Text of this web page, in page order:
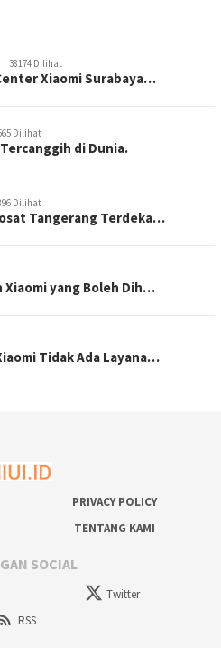
38174 Dilihat
Xiaomi Surabaya…
Dilihat
di Dunia.
Dilihat
Tangerang Terdeka…
Xiaomi yang Boleh Dih…
Tidak Ada Layana…
PRIVACY POLICY
TENTANG KAMI
SOCIAL
Twitter
RSS